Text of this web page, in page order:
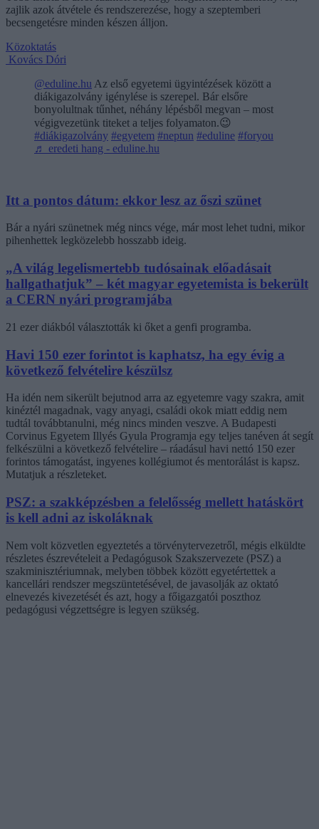
zajlik azok átvétele és rendszerezése, hogy a szeptemberi
becsengetésre minden készen álljon.
Közoktatás
Kovács Dóri
@eduline.hu Az első egyetemi ügyintézések között a
diákigazolvány igénylése is szerepel. Bár elsőre
bonyolultnak tűnhet, néhány lépésből megvan – most
végigvezetünk titeket a teljes folyamaton.😉
#diákigazolvány #egyetem #neptun #eduline #foryou
♬ eredeti hang - eduline.hu
Itt a pontos dátum: ekkor lesz az őszi szünet
Bár a nyári szünetnek még nincs vége, már most lehet tudni, mikor
pihenhettek legközelebb hosszabb ideig.
„A világ legelismertebb tudósainak előadásait
hallgathatjuk” – két magyar egyetemista is bekerült
a CERN nyári programjába
21 ezer diákból választották ki őket a genfi programba.
Havi 150 ezer forintot is kaphatsz, ha egy évig a
következő felvételire készülsz
Ha idén nem sikerült bejutnod arra az egyetemre vagy szakra, amit
kinéztél magadnak, vagy anyagi, családi okok miatt eddig nem
tudtál továbbtanulni, még nincs minden veszve. A Budapesti
Corvinus Egyetem Illyés Gyula Programja egy teljes tanéven át segít
felkészülni a következő felvételire – ráadásul havi nettó 150 ezer
forintos támogatást, ingyenes kollégiumot és mentorálást is kapsz.
Mutatjuk a részleteket.
PSZ: a szakképzésben a felelősség mellett hatáskört
is kell adni az iskoláknak
Nem volt közvetlen egyeztetés a törvénytervezetről, mégis elküldte
részletes észrevételeit a Pedagógusok Szakszervezete (PSZ) a
szakminisztériumnak, melyben többek között egyetértettek a
kancellári rendszer megszüntetésével, de javasolják az oktató
elnevezés kivezetését és azt, hogy a főigazgatói poszthoz
pedagógusi végzettségre is legyen szükség.